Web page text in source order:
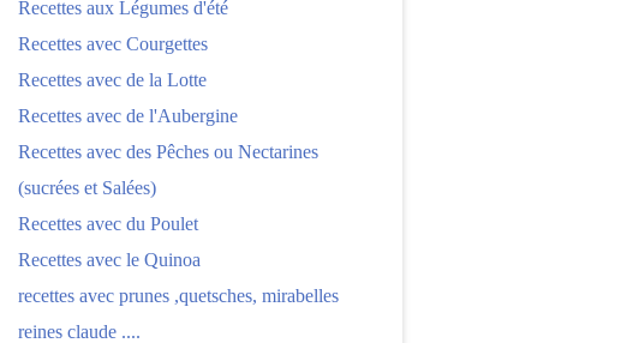
Recettes aux Légumes d'été
Recettes avec Courgettes
Recettes avec de la Lotte
Recettes avec de l'Aubergine
Recettes avec des Pêches ou Nectarines
(sucrées et Salées)
Recettes avec du Poulet
Recettes avec le Quinoa
recettes avec prunes ,quetsches, mirabelles
reines claude ....